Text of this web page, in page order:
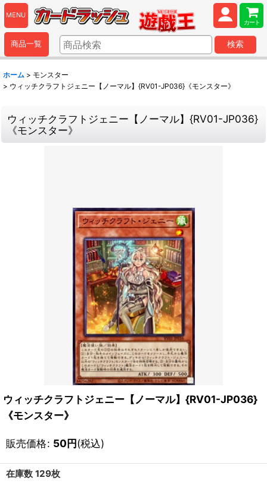
MENU
カート
商品一覧 検索
ホーム > モンスター
> ウィッチクラフトジェニー【ノーマル】{RV01-JP036}《モンスター》
ウィッチクラフトジェニー【ノーマル】{RV01-JP036}
《モンスター》
ウィッチクラフトジェニー【ノーマル】{RV01-JP036}
《モンスター》
販売価格: 50円(税込)
在庫数 129枚